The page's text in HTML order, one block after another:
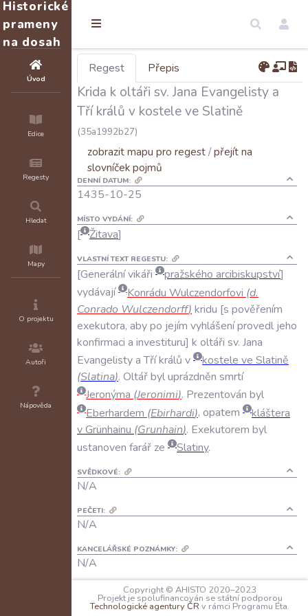
Historické
prameny
na dosah
Úvod
Edice
Regesty
Hledat
Mapy
O projektu
Autoři
Nápověda
Regest Přepis
Krida k oltáři sv. Jana Evangelisty a
Tří králů v kostele ve Slatině
(35a1992b27)
zobrazit mapu pro regest/přejít na
slovníček pojmů
DENNÍ DATUM:
1435-10-25
MÍSTO VYDÁNÍ:
Žitava
VLASTNÍ TEXT REGESTU:
Generálnívikáři pražského arcibiskupství
vydávají
Konrádu Wulczendorfovi (d.
Conrado Wulczendorff) kridu s pověřením
exekutora, abypo jejím vyhlášeníprovedl jeho
konfirmaci a investituru k oltáři sv. Jana
Evangelistya Tříkrálů v kostele ve Slatině
(Slatina). Oltářbyluprázdněn smrtí
Jeronýma (Jeronimi). Prezentován byl
Eberhardem (Ebirhardi), opatem
kláštera
vGrünhainu (Grunhain). Exekutorem byl
ustanoven farář ze Slatiny.
SVĚDKOVÉ:
N/A
PEČETI:
N/A
KANCELÁŘSKÉ POZNÁMKY:
N/A
latina
Copyright © AHISTO 2020–2023
Projekt je spolufinancován se státní podporou
Technologické agentury ČR v rámci Programu Éta.